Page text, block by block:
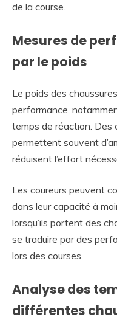
de la course.
Mesures de
par le poids
Le poids des
performance,
temps de réaction. Des
permettent souvent
réduisent l’effort
Les coureurs peuvent
dans leur capacité à
lorsqu’ils portent des
se traduire par des
lors des courses.
Analyse des
différentes